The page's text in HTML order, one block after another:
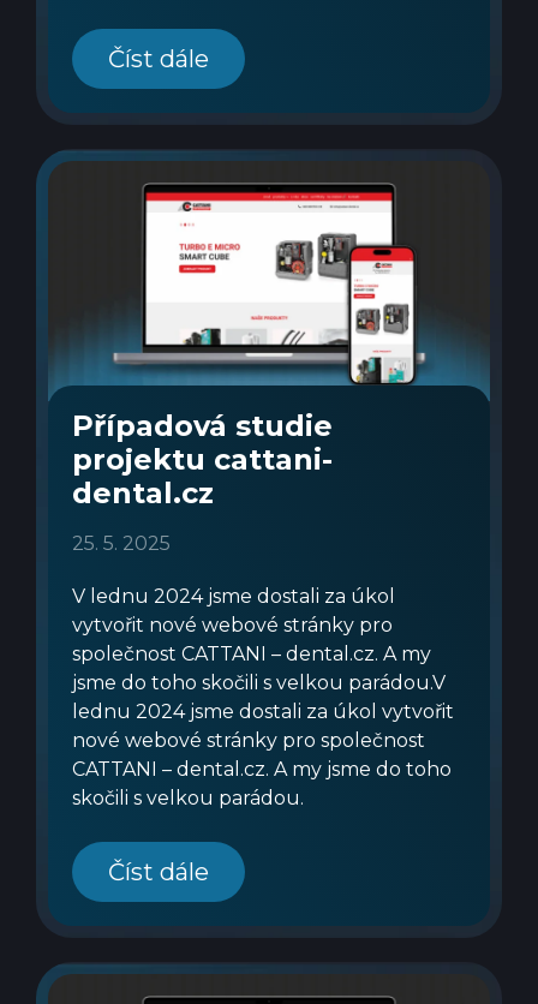
Číst dále
Případová studie
projektu cattani-
dental.cz
25. 5. 2025
V lednu 2024 jsme dostali za úkol
vytvořit nové webové stránky pro
společnost CATTANI – dental.cz. A my
jsme do toho skočili s velkou parádou.V
lednu 2024 jsme dostali za úkol vytvořit
nové webové stránky pro společnost
CATTANI – dental.cz. A my jsme do toho
skočili s velkou parádou.
Číst dále